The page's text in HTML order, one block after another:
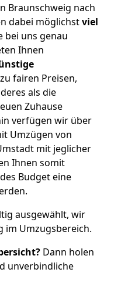
Braunschweig nach
dabei möglichstviel
bei uns genau
Ihnen
zu fairen Preisen,
als die
Zuhause
verfügen wir über
Umzügen von
mit jeglicher
Ihnen somit
Budget eine
ausgewählt, wir
im Umzugsbereich.
Dann holen
unverbindliche